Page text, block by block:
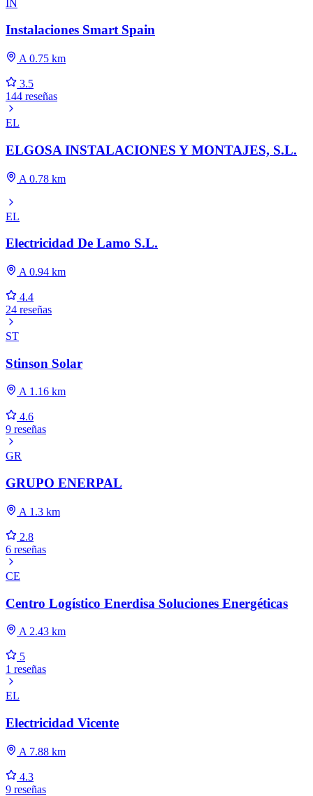
IN
Instalaciones Smart Spain
A 0.75 km
3.5
144 reseñas
EL
ELGOSA INSTALACIONES Y MONTAJES, S.L.
A 0.78 km
EL
Electricidad De Lamo S.L.
A 0.94 km
4.4
24 reseñas
ST
Stinson Solar
A 1.16 km
4.6
9 reseñas
GR
GRUPO ENERPAL
A 1.3 km
2.8
6 reseñas
CE
Centro Logístico Enerdisa Soluciones Energéticas
A 2.43 km
5
1 reseñas
EL
Electricidad Vicente
A 7.88 km
4.3
9 reseñas